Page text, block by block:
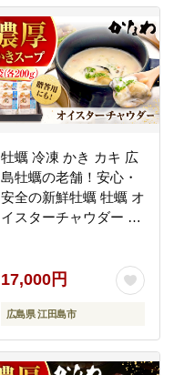
牡蠣 冷凍 かき カキ 広
島牡蠣の老舗！安心・
安全の新鮮牡蠣 牡蠣 オ
イスターチャウダー 4
広島県産 江田島市/株式
会社かなわ [XBP023]
牡蠣
17,000円
広島県 江田島市